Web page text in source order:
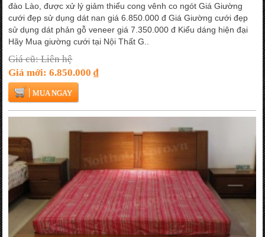
đào Lào, được xử lý giảm thiểu cong vênh co ngót Giá Giường
cưới đẹp sử dụng dát nan giá 6.850.000 đ Giá Giường cưới đẹp
sử dụng dát phản gỗ veneer giá 7.350.000 đ Kiểu dáng hiện đại
Hãy Mua giường cưới tại Nội Thất G..
Giá cũ: Liên hệ
Giá mới: 6.850.000 ₫
MUA NGAY